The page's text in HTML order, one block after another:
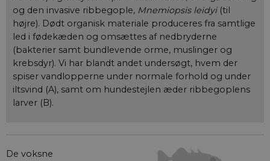
og den invasive ribbegople, Mnemiopsis leidyi(til
højre). Dødt organisk materiale produceres fra samtlige
led i fødekæden og omsættes af nedbryderne
(bakterier samt bundlevende orme, muslinger og
krebsdyr). Vi har blandt andet undersøgt, hvem der
spiser vandlopperne under normale forhold og under
iltsvind (A), samt om hundestejlen æder ribbegoplens
larver (B).
De voksne